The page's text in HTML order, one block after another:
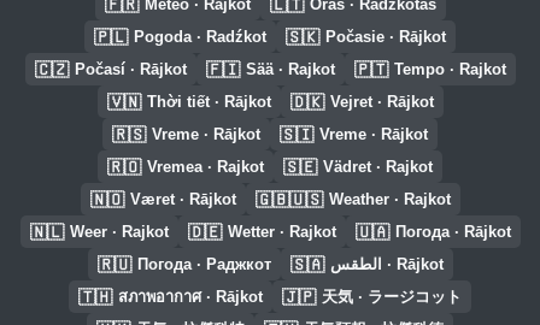
🇫🇷 Météo · Rājkot 🇱🇹 Oras · Radžkotas
🇵🇱 Pogoda · Radźkot 🇸🇰 Počasie · Rājkot
🇨🇿 Počasí · Rājkot 🇫🇮 Sää · Rajkot 🇵🇹 Tempo · Rajkot
🇻🇳 Thời tiết · Rājkot 🇩🇰 Vejret · Rājkot
🇷🇸 Vreme · Rājkot 🇸🇮 Vreme · Rājkot
🇷🇴 Vremea · Rajkot 🇸🇪 Vädret · Rajkot
🇳🇴 Været · Rājkot 🇬🇧🇺🇸 Weather · Rajkot
🇳🇱 Weer · Rajkot 🇩🇪 Wetter · Rajkot 🇺🇦 Погода · Rājkot
🇷🇺 Погода · Раджкот 🇸🇦 الطقس · Rājkot
🇹🇭 สภาพอากาศ · Rājkot 🇯🇵 天気 · ラージコット